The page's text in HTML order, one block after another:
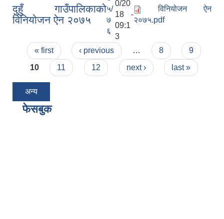
दुहुँ गाउँपालिकाको
विनियोजन ऐन २०७५
५/
७
६
0/20
18 -
09:1
3
विनियोजन ऐन
२०७५.pdf
Pages
« first ‹ previous … 8
9
10
11 12 next › last »
अन्य
फेसबुक